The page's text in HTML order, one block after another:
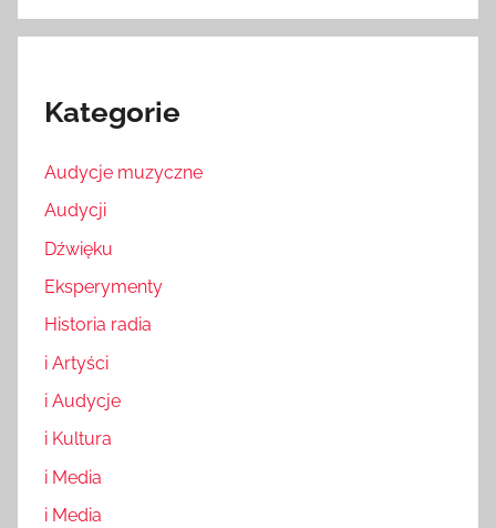
Kategorie
Audycje muzyczne
Audycji
Dźwięku
Eksperymenty
Historia radia
i Artyści
i Audycje
i Kultura
i Media
i Media